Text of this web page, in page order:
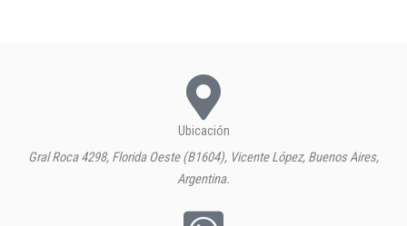
Ubicación
Gral Roca 4298, Florida Oeste (B1604), Vicente López, Buenos Aires,
Argentina.